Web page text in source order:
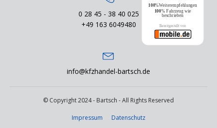
0 28 45 - 38 40 025
+49 163 6049480
info@kfzhandel-bartsch.de
© Copyright 2024 - Bartsch - All Rights Reserved
Impressum Datenschutz
100%Weiterempfehlungen
100% Fahrzeug wie
beschrieben
Bereitgestellt von